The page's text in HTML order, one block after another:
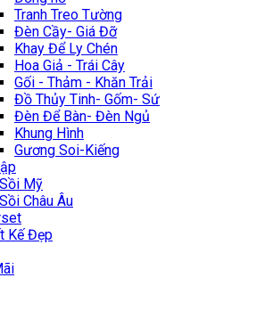
Tranh Treo Tường
Đèn Cầy- Giá Đỡ
Khay Để Ly Chén
Hoa Giả - Trái Cây
Gối - Thảm - Khăn Trải
Đồ Thủy Tinh- Gốm- Sứ
Đèn Để Bàn- Đèn Ngủ
Khung Hình
Gương Soi-Kiếng
Mỹ
Châu Âu
Kế Đẹp